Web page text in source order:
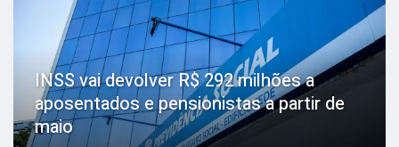
INSS vai devolver R$ 292 milhões a
aposentados e pensionistas a partir de
maio